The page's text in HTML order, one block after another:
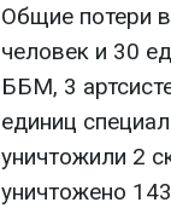
Общие потери
человек и 30
ББМ, 3
единиц
уничтожили 2
уничтожено